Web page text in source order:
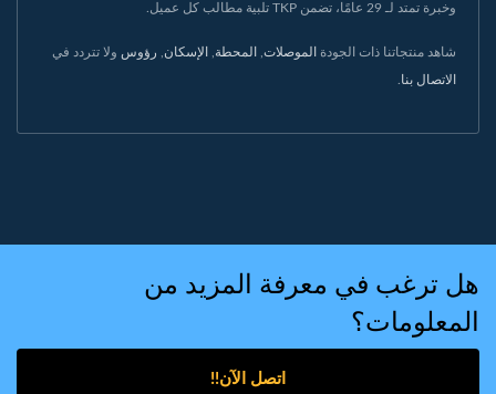
وخبرة تمتد لـ 29 عامًا، تضمن TKP تلبية مطالب كل عميل.
شاهد منتجاتنا ذات الجودة الموصلات المحطة الإسكان رؤوس ولا تتردد في
الاتصال بنا
هل ترغب في معرفة المزيد من
المعلومات؟
اتصل الآن!!